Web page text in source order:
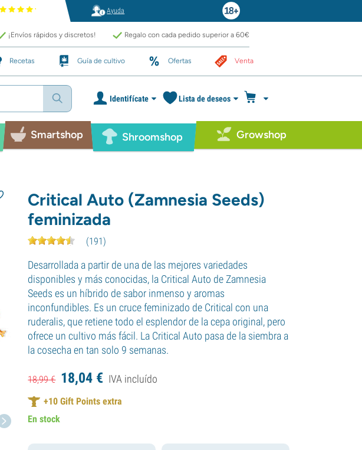
Ayuda
¡Envíos rápidos y discretos! Regalo con cada pedido superior a 60€
Recetas Guía de cultivo Ofertas Venta
Identifícate Lista de deseos
Smartshop Shroomshop Growshop
Critical Auto (Zamnesia Seeds)
feminizada
(191)
Desarrollada a partir de una de las mejores variedades
disponibles y más conocidas, la Critical Auto de Zamnesia
Seeds es un híbrido de sabor inmenso y aromas
inconfundibles. Es un cruce feminizado de Critical con una
ruderalis, que retiene todo el esplendor de la cepa original, pero
ofrece un cultivo más fácil. La Critical Auto pasa de la siembra a
la cosecha en tan solo 9 semanas.
18,99€ 18,04 € IVA incluído
+10 Gift Points extra
En stock